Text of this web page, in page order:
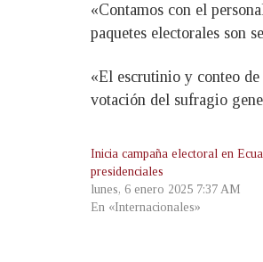
«Contamos con el
paquetes electorales son
«El escrutinio y conteo
votación del sufragio
Inicia campaña electoral en
presidenciales
lunes, 6 enero 2025 7:37 AM
En «Internacionales»